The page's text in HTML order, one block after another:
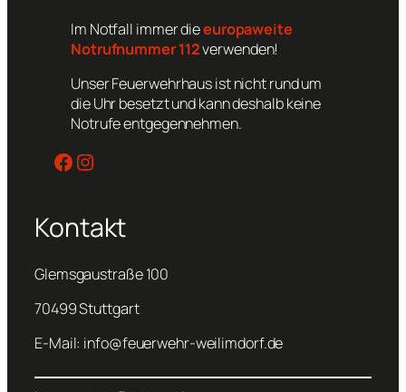
Im Notfall immer dieeuropaweite
Notrufnummer 112verwenden!
Unser Feuerwehrhaus ist nicht rund um
die Uhr besetzt und kann deshalb keine
Notrufe entgegennehmen.
Facebook Instagram
Kontakt
Glemsgaustraße 100
70499 Stuttgart
E-Mail: info@feuerwehr-weilimdorf.de